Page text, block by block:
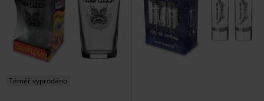
Téměř vyprodáno